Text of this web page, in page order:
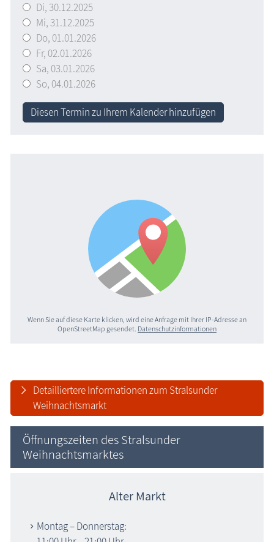
Di,30.12.2025
Mi,31.12.2025
Do, 01.01.2026
Fr, 02.01.2026
Sa, 03.01.2026
So, 04.01.2026
Diesen Termin zu Ihrem Kalender hinzufügen
Wenn Sie auf diese Karte klicken, wird eine Anfrage mit Ihrer IP-Adresse an
OpenStreetMap gesendet. Datenschutzinformationen
Detailliertere Informationen zum Stralsunder
Weihnachtsmarkt
Öffnungszeiten des Stralsunder
Weihnachtsmarktes
Alter Markt
Montag – Donnerstag: